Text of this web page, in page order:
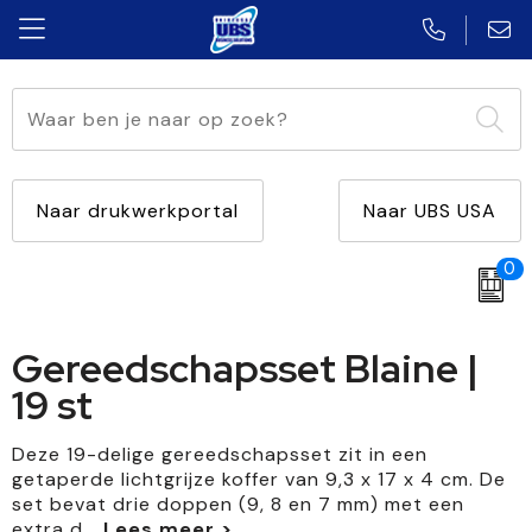
Naar drukwerkportal Naar UBS USA
0
Bidons en Sportflessen
Feestartikelen
Huis, Tuin en Keuken
Kantoor en Zakelijk
Kerst
Schoenen
Broeken en Rokken
Overhemden
Bodywarmers
Jassen
Opvouwbare paraplu's
Stormparaplu's
Multifunctionele paraplu's
Kinderparaplu's
Vulpennen
Houten pennen
Potloden
Kinderschrijfwaren
Markeerstiften
Diverse vormen
Met winkelwagenmuntje
USB Twister
USB Hout
USB Sleutel
Gereedschapsset Blaine |
19 st
Deze 19-delige gereedschapsset zit in een
getaperde lichtgrijze koffer van 9,3 x 17 x 4 cm. De
set bevat drie doppen (9, 8 en 7 mm) met een